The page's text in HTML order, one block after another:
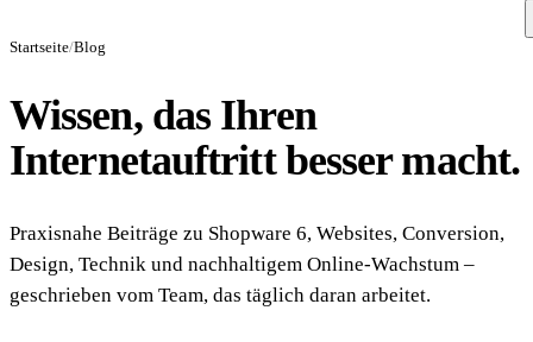
Startseite/Blog
Wissen, das Ihren
Internetauftrittbesser macht.
Praxisnahe Beiträge zu Shopware 6, Websites, Conversion,
Design, Technik und nachhaltigem Online-Wachstum –
geschrieben vom Team, das täglich daran arbeitet.